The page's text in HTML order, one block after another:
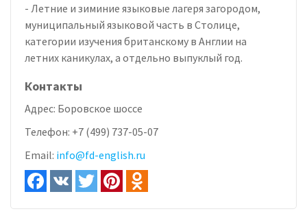
- Летние и зиминие языковые лагеря загородом,
муниципальный языковой часть в Столице,
категории изучения британскому в Англии на
летних каникулах, а отдельно выпуклый год.
Контакты
Адрес: Боровское шоссе
Телефон: +7 (499) 737-05-07
Email: info@fd-english.ru